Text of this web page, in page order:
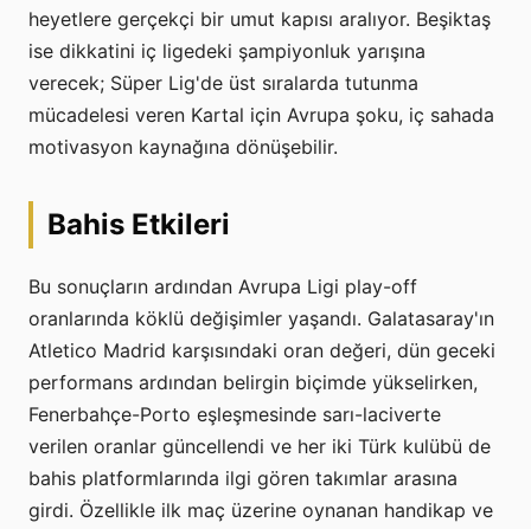
heyetlere gerçekçi bir umut kapısı aralıyor. Beşiktaş
ise dikkatini iç ligedeki şampiyonluk yarışına
verecek; Süper Lig'de üst sıralarda tutunma
mücadelesi veren Kartal için Avrupa şoku, iç sahada
motivasyon kaynağına dönüşebilir.
Bahis Etkileri
Bu sonuçların ardından Avrupa Ligi play-off
oranlarında köklü değişimler yaşandı. Galatasaray'ın
Atletico Madrid karşısındaki oran değeri, dün geceki
performans ardından belirgin biçimde yükselirken,
Fenerbahçe-Porto eşleşmesinde sarı-laciverte
verilen oranlar güncellendi ve her iki Türk kulübü de
bahis platformlarında ilgi gören takımlar arasına
girdi. Özellikle ilk maç üzerine oynanan handikap ve